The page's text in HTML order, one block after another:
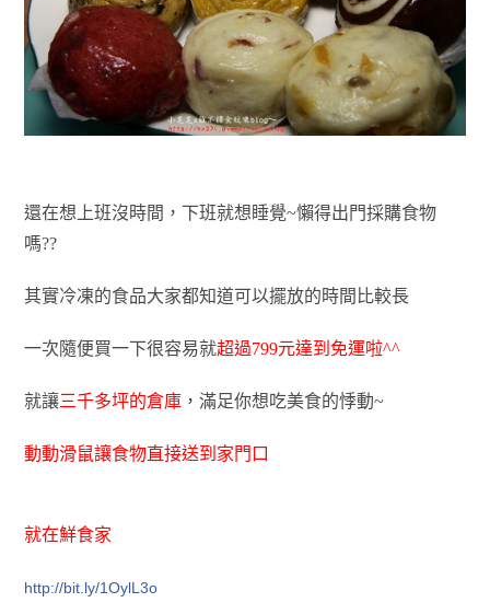
還在想上班沒時間，下班就想睡覺~懶得出門採購食物
嗎??
其實冷凍的食品大家都知道可以擺放的時間比較長
一次隨便買一下很容易就超過799元達到免運啦^^
就讓三千多坪的倉庫 ，滿足你想吃美食的悸動~
動動滑鼠讓食物直接送到家門口
就在鮮食家
http://bit.ly/1OylL3o